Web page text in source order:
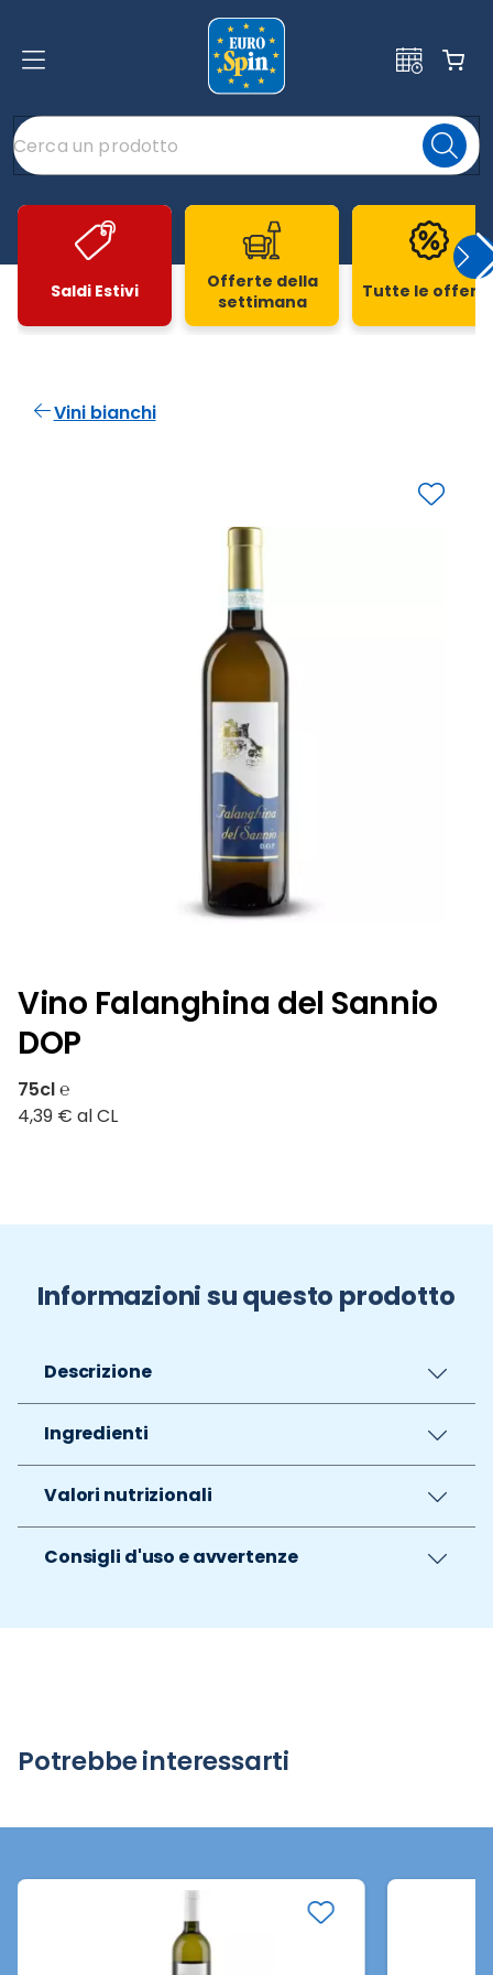
Saldi Estivi
Offerte della
settimana
Tutte le
Vini bianchi
Vino Falanghina del Sannio
DOP
75cl ℮
4,39 € al CL
Informazioni su questo prodotto
Descrizione
Ingredienti
Valori nutrizionali
Consigli d'uso e avvertenze
Potrebbe interessarti